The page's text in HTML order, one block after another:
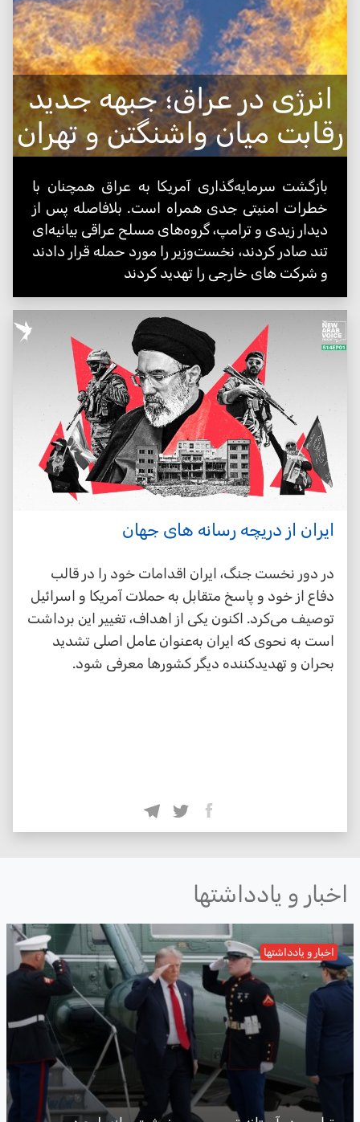
انرژی در عراق؛ جبهه جدید
رقابت میان واشنگتن و تهران
بازگشت سرمایه‌گذاری آمریکا به عراق همچنان با
خطرات امنیتی جدی همراه است. بلافاصله پس از
دیدار زیدی و ترامپ، گروه‌های مسلح عراقی بیانیه‌ای
تند صادر کردند، نخست‌وزیر را مورد حمله قرار دادند
و شرکت های خارجی را تهدید کردند
ایران از دریچه رسانه های جهان
در دور نخست جنگ، ایران اقدامات خود را در قالب
دفاع از خود و پاسخ متقابل به حملات آمریکا و اسرائیل
توصیف می‌کرد. اکنون یکی از اهداف، تغییر این برداشت
است به نحوی که ایران به‌عنوان عامل اصلی تشدید
بحران و تهدیدکننده دیگر کشورها معرفی شود.
اخبار و یادداشتها
اخبار و یادداشتها